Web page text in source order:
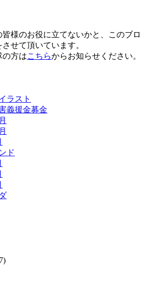
様のお役に立てないかと、このブロ
せて頂いています。
の方はこちらからお知らせください。
ラスト
義援金募金
ド